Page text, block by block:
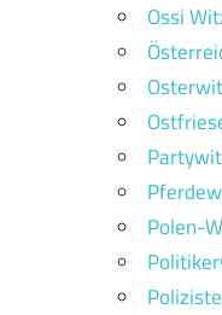
Ossi
Polen-